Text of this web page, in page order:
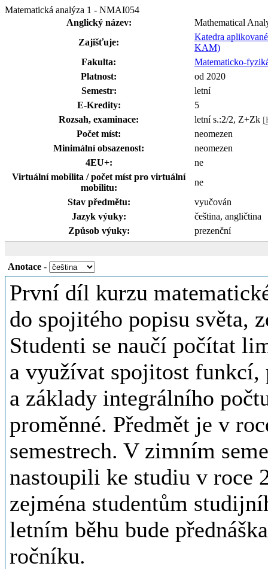
Matematická analýza 1 - NMAI054
Anglický název:
Mathematical
Zajišťuje:
Katedra
KAM)
Fakulta:
Matematicko-
Platnost:
od 2020
Semestr:
letní
E-Kredity:
5
Rozsah, examinace:
letní s.:2/2, Z+Zk
Počet míst:
neomezen
Minimální obsazenost:
neomezen
4EU+:
ne
Virtuální mobilita / počet míst pro virtuální
mobilitu:
ne
Stav předmětu:
vyučován
Jazyk výuky:
čeština, angličtina
Způsob výuky:
prezenční
Anotace -
První díl kurzu
do spojitého popisu světa,
Studenti se naučí počítat
a využívat spojitost
a základy integrálního
proměnné. Předmět je v
semestrech. V zimním
nastoupili ke studiu v roce
zejména studentům
letním běhu bude
ročníku.